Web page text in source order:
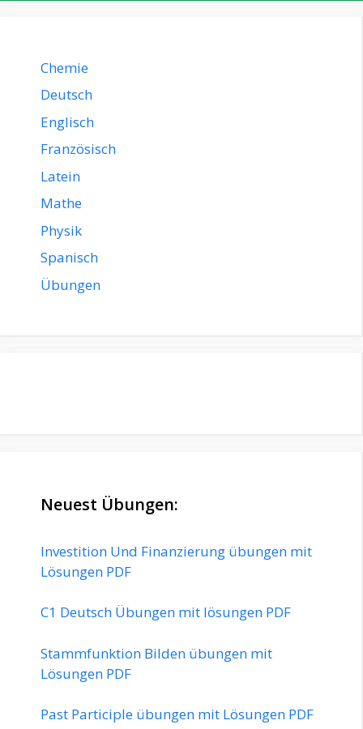
Chemie
Deutsch
Englisch
Französisch
Latein
Mathe
Physik
Spanisch
Übungen
Neuest Übungen:
Investition Und Finanzierung übungen mit
Lösungen PDF
C1 Deutsch Übungen mit lösungen PDF
Stammfunktion Bilden übungen mit
Lösungen PDF
Past Participle übungen mit Lösungen PDF